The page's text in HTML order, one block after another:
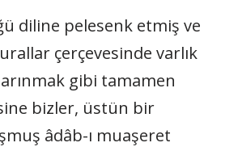
diline pelesenk etmiş ve
çerçevesinde varlık
gibi tamamen
bizler, üstün bir
âdâb-ı muaşeret